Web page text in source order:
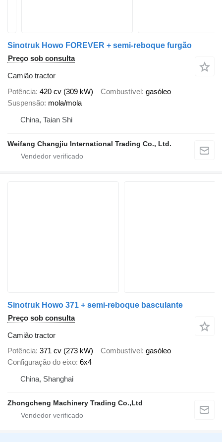
Sinotruk Howo FOREVER + semi-reboque furgão
Preço sob consulta
Camião tractor
Potência 420 cv (309 kW) Combustível gasóleo
Suspensão mola/mola
China, Taian Shi
Weifang Changjiu International Trading Co., Ltd.
Sinotruk Howo 371 + semi-reboque basculante
Preço sob consulta
Camião tractor
Potência 371 cv (273 kW) Combustível gasóleo
Configuração do eixo 6x4
China, Shanghai
Zhongcheng Machinery Trading Co.,Ltd